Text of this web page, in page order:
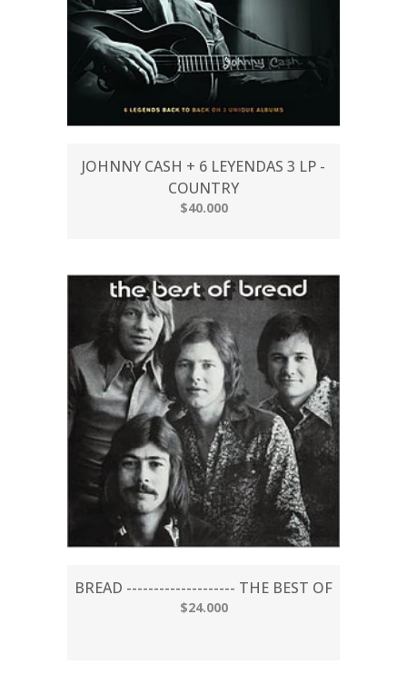
JOHNNY CASH + 6 LEYENDAS 3 LP -
COUNTRY
$40.000
BREAD -------------------- THE BEST OF
$24.000